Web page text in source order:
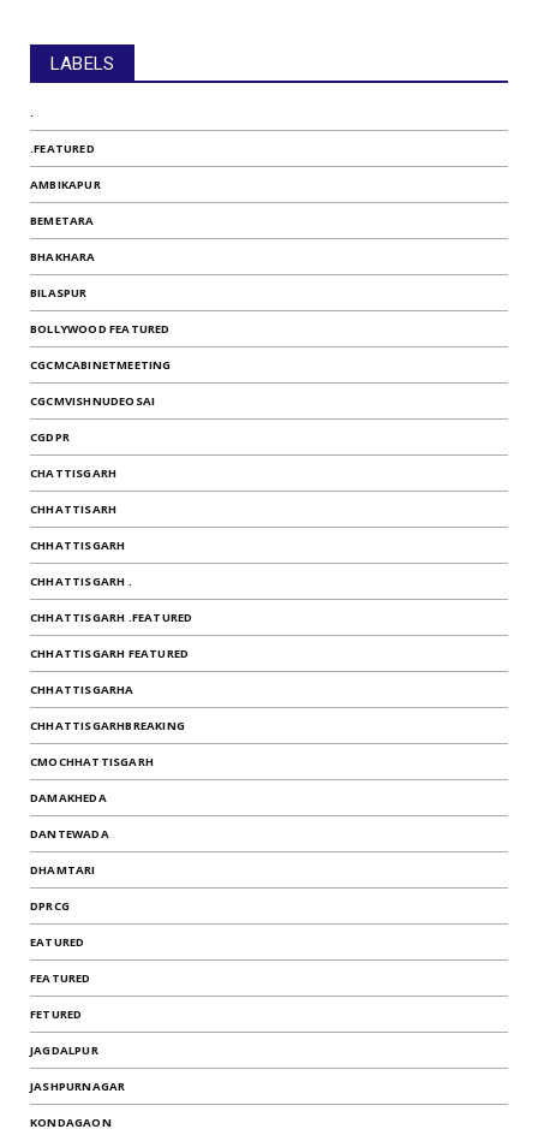
LABELS
.
.FEATURED
AMBIKAPUR
BEMETARA
BHAKHARA
BILASPUR
BOLLYWOOD FEATURED
CGCMCABINETMEETING
CGCMVISHNUDEOSAI
CGDPR
CHATTISGARH
CHHATTISARH
CHHATTISGARH
CHHATTISGARH .
CHHATTISGARH .FEATURED
CHHATTISGARH FEATURED
CHHATTISGARHA
CHHATTISGARHBREAKING
CMOCHHATTISGARH
DAMAKHEDA
DANTEWADA
DHAMTARI
DPRCG
EATURED
FEATURED
FETURED
JAGDALPUR
JASHPURNAGAR
KONDAGAON